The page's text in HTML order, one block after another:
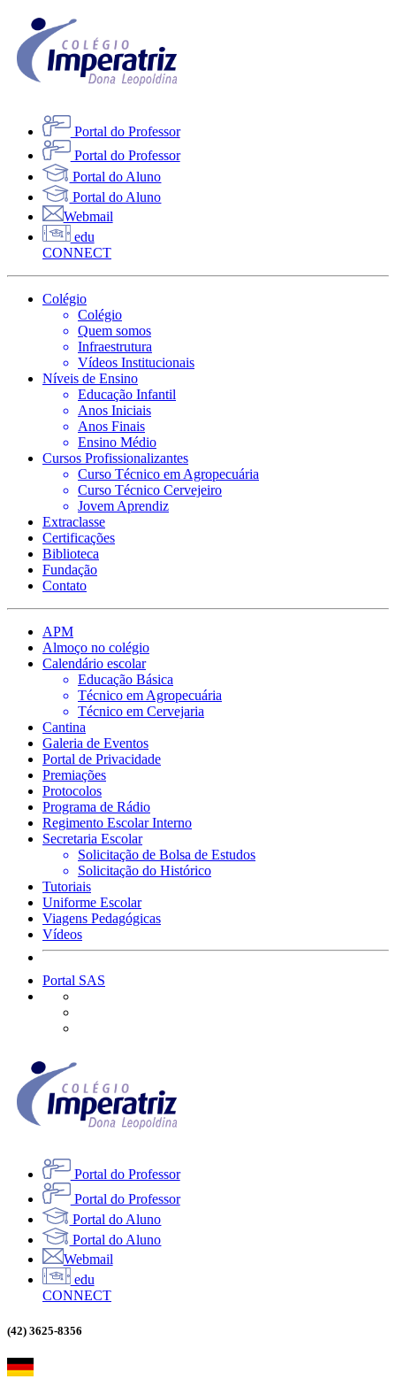
Portal do Professor
Portal do Professor
Portal do Aluno
Portal do Aluno
Webmail
edu
CONNECT
Colégio
Colégio
Quem somos
Infraestrutura
Vídeos Institucionais
Níveis de Ensino
Educação Infantil
Anos Iniciais
Anos Finais
Ensino Médio
Cursos Profissionalizantes
Curso Técnico em Agropecuária
Curso Técnico Cervejeiro
Jovem Aprendiz
Extraclasse
Certificações
Biblioteca
Fundação
Contato
APM
Almoço no colégio
Calendário escolar
Educação Básica
Técnico em Agropecuária
Técnico em Cervejaria
Cantina
Galeria de Eventos
Portal de Privacidade
Premiações
Protocolos
Programa de Rádio
Regimento Escolar Interno
Secretaria Escolar
Solicitação de Bolsa de Estudos
Solicitação do Histórico
Tutoriais
Uniforme Escolar
Viagens Pedagógicas
Vídeos
Portal SAS
Portal do Professor
Portal do Professor
Portal do Aluno
Portal do Aluno
Webmail
edu
CONNECT
(42) 3625-8356